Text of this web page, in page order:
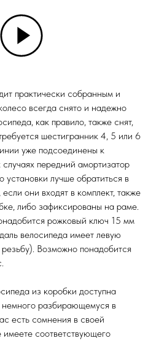
практически собранным и
всегда снято и надежно
как правило, также снят,
шестигранник 4, 5 или 6
уже подсоединены к
передний амортизатор
установки лучше обратиться в
они входят в комплект, также
либо зафиксированы на раме.
рожковый ключ 15 мм
велосипеда имеет левую
Возможно понадобится
из коробки доступна
немного разбирающемуся в
есть сомнения в своей
соответствующего